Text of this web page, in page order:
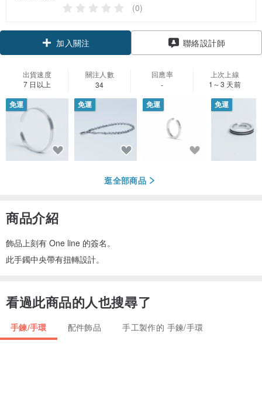
(0)
加入關注 聯絡設計師
出貨速度
7 日以上
關注人數
34
回應率
-
上次上線
1～3 天前
免運 免運 免運 免運
逛全部商品
商品介紹
飾品上刻有 One line 的簽名。
此手鐲中央帶有扭轉設計。
看過此商品的人也搜尋了
手鍊/手環 配件飾品 手工製作的 手鍊/手環